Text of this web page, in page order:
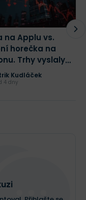
na Applu vs.
horečka na
Trhy vyslaly
jasný signál |
odstupem
Kudláček
4 dny